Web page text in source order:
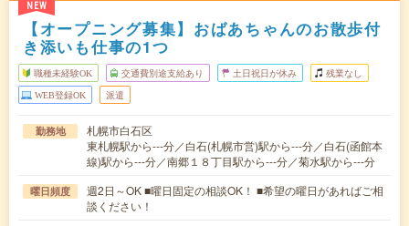
NEW
【オープニング募集】おばあちゃんのお散歩付
き添いも仕事の1つ
職種未経験OK 交通費別途支給あり 土日祝日が休み 残業なし
WEB登録OK 派遣
勤務地
札幌市白石区
東札幌駅から---分／白石(札幌市営)駅から---分／白石(函館本
線)駅から---分／南郷１８丁目駅から---分／菊水駅から---分
曜日頻度
週2日～OK ■曜日固定の相談OK！ ■希望の曜日があればご相
談ください！